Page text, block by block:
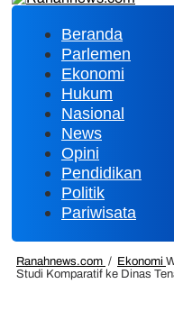
Beranda
Parlemen
Ekonomi
Hukum
Nasional
News
Opini
Pendidikan
Politik
Pariwisata
Ranahnews.com / Ekonomi
Studi Komparatif ke Dinas